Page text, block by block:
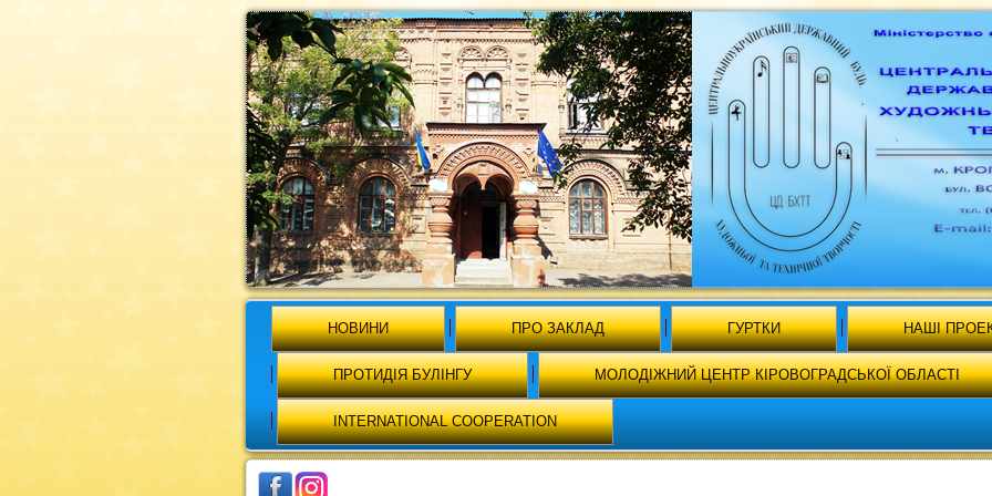
НОВИНИ ПРО ЗАКЛАД ГУРТКИ НАШІ
ПРОТИДІЯ БУЛІНГУ МОЛОДІЖНИЙ ЦЕНТР КІРОВОГРАДСЬКОЇ ОБЛАСТІ
INTERNATIONAL COOPERATION